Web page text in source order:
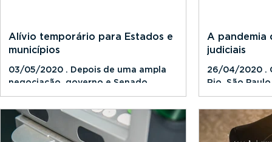
Alívio temporário para Estados e
municípios
03/05/2020 . Depois de uma ampla
negociação, governo e Senado
conseguiram encontrar uma fórmula de
ajuda a Estados e municípios com
receitas
A pandemia
judiciais
26/04/2020 .
Rio, São
preparando
quantidade